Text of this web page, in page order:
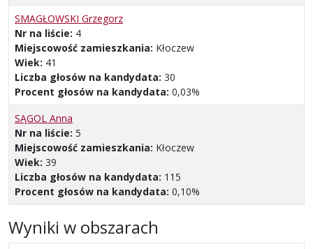
SMAGŁOWSKI Grzegorz
Nr na liście: 4
Miejscowość zamieszkania: Kłoczew
Wiek: 41
Liczba głosów na kandydata: 30
Procent głosów na kandydata: 0,03%
SĄGOL Anna
Nr na liście: 5
Miejscowość zamieszkania: Kłoczew
Wiek: 39
Liczba głosów na kandydata: 115
Procent głosów na kandydata: 0,10%
Wyniki w obszarach